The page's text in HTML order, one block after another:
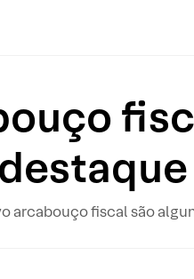
arcabouço fiscal são